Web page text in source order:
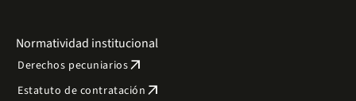
Normatividad institucional
Derechos pecuniariosarrow_outward
Estatuto de contratación arrow_outward